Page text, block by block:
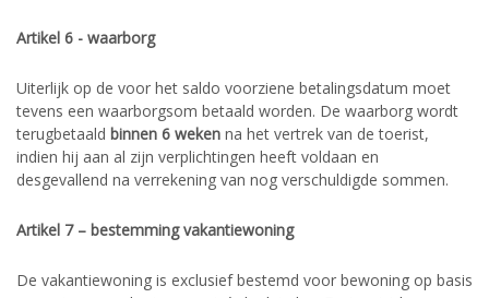
Artikel 6 - waarborg
Uiterlijk op de voor het saldo voorziene betalingsdatum moet
tevens een waarborgsom betaald worden. De waarborg wordt
terugbetaald binnen 6 weken na het vertrek van de toerist,
indien hij aan al zijn verplichtingen heeft voldaan en
desgevallend na verrekening van nog verschuldigde sommen.
Artikel 7 – bestemming vakantiewoning
De vakantiewoning is exclusief bestemd voor bewoning op basis